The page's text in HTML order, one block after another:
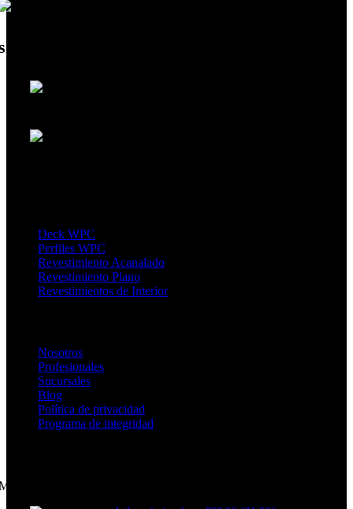
Deck WPC
Perfiles WPC
Revestimiento Acanalado
Revestimiento Plano
Revestimientos de Interior
Nosotros
Profesionales
Sucursales
Blog
Política de privacidad
Programa de integridad